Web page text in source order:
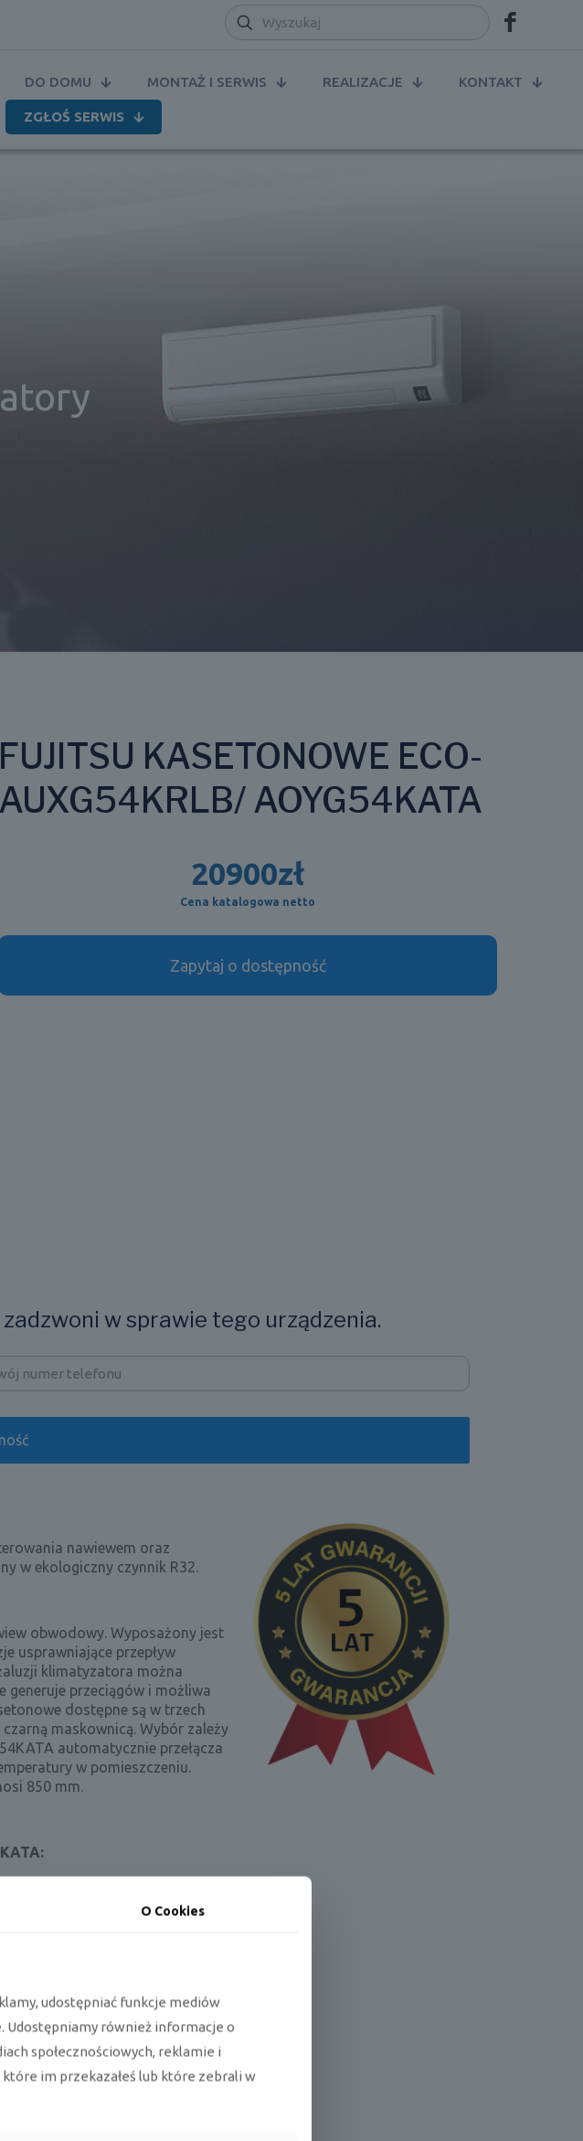
DO DOMU MONTAŻ I SERWIS REALIZACJE KONTAKT
ZGŁOŚ SERWIS
FUJITSU KASETONOWE ECO-
AUXG54KRLB/ AOYG54KATA
20900zł
Cena katalogowa netto
Zapytaj o dostępność
w sprawie tego urządzenia.
nawiewem oraz
w ekologiczny czynnik R32.
obwodowy. Wyposażony jest
usprawniające przepływ
klimatyzatora można
przeciągów i możliwa
dostępne są w trzech
maskownicą. Wybór zależy
automatycznie przełącza
w pomieszczeniu.
850 mm.
O Cookies
udostępniać funkcje mediów
Udostępniamy również informacje o
społecznościowych, reklamie i
im przekazałeś lub które zebrali w